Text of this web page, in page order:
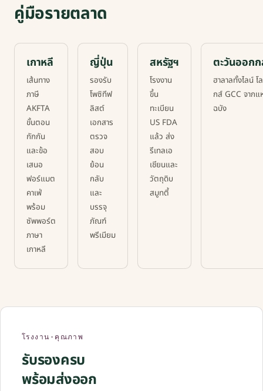
คู่มือรายตลาด
เกาหลี
เส้นทาง
ภาษี
AKFTA
ขั้นตอน
กักกัน
และข้อ
เสนอ
ฟอร์แมต
คาเฟ่
พร้อม
ซัพพอร์ต
ภาษา
เกาหลี
ญี่ปุ่น
รองรับ
โพซิทีฟ
ลิสต์
เอกสาร
ตรวจ
สอบ
ย้อน
กลับ
และ
บรรจุ
ภัณฑ์
พรีเมียม
สหรัฐฯ
โรงงาน
ขึ้น
ทะเบียน
US FDA
แล้ว ส่ง
รีเทลเอ
เชียนและ
วัตถุดิบ
สมูทตี้
ตะวันออก
ฮาลาลทั้งไลน์ โ
กส์ GCC จาก
ฉบัง
โรงงาน·คุณภาพ
รับรองครบ
พร้อมส่งออก